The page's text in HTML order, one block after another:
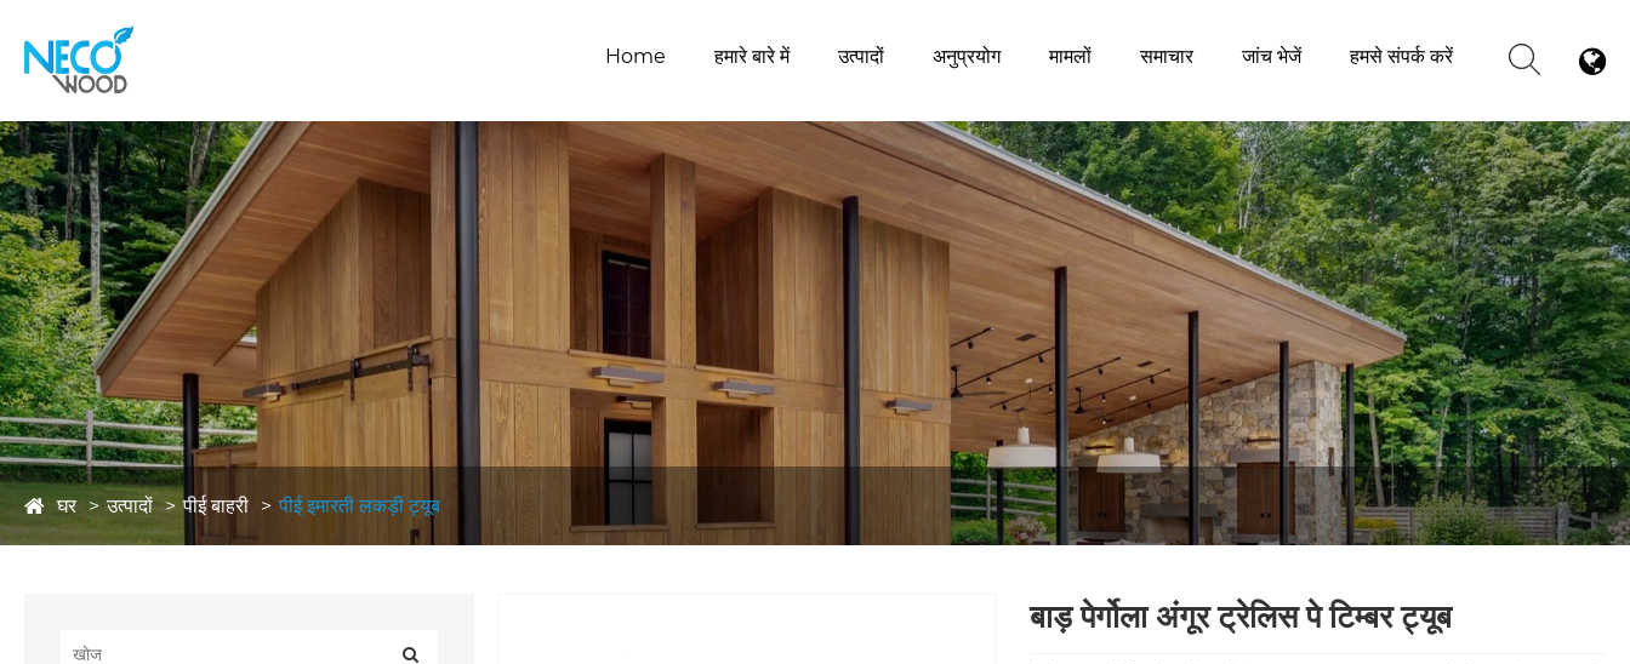
Home हमारे बारे में उत्पादों अनुप्रयोग मामलों समाचार जांच भेजें हमसे संपर्क करें
घर उत्पादों पीई बाहरी पीई इमारती लकड़ी ट्यूब
बाड़ पेर्गोला अंगूर ट्रेलिस पे टिम्बर ट्यूब